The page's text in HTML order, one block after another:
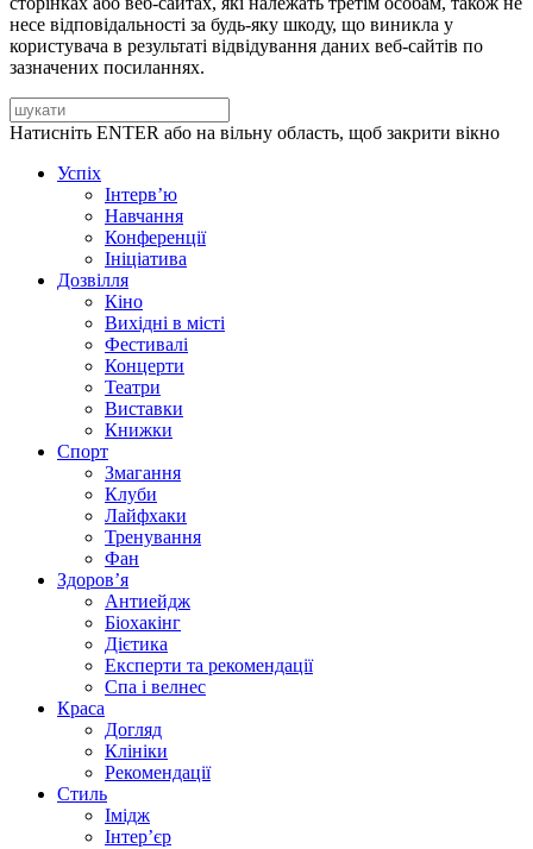
несе відповідальності за будь-яку шкоду, що виникла у
користувача в результаті відвідування даних веб-сайтів по
зазначених посиланнях.
Натисніть ENTER або на вільну область, щоб закрити вікно
Успіх
Інтерв’ю
Навчання
Конференції
Ініціатива
Дозвілля
Кіно
Вихідні в місті
Фестивалі
Концерти
Театри
Виставки
Книжки
Спорт
Змагання
Клуби
Лайфхаки
Тренування
Фан
Здоров’я
Антиейдж
Біохакінг
Дієтика
Експерти та рекомендації
Спа i велнес
Краса
Догляд
Клініки
Рекомендації
Стиль
Імідж
Інтер’єр